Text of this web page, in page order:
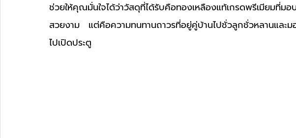
ช่วยให้คุณมั่นใจได้ว่าวัสดุที่ได้รับคือทองเหลืองแท้เกรดพรีเมียมที่ม
สวยงาม แต่คือความทนทานถาวรที่อยู่คู่บ้านไปชั่วลูกชั่วหลานและม
ไปเปิดประตู